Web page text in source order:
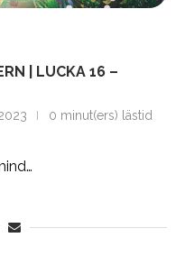
| LUCKA 16 –
0 minut(ers) lästid